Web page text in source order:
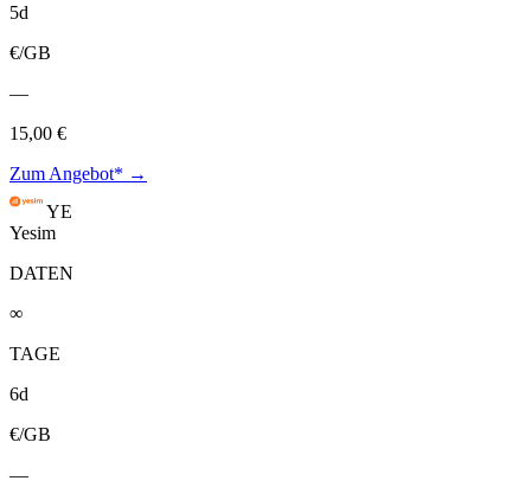
5d
€/GB
—
15,00 €
Zum Angebot* →
YE
Yesim
DATEN
∞
TAGE
6d
€/GB
—